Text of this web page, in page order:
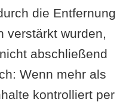
die Entfernung
verstärkt wurden,
abschließend
Wenn mehr als
kontrolliert per